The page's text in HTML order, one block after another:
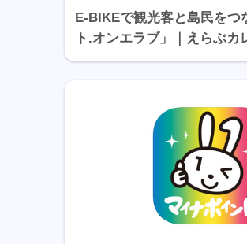
E-BIKEで観光客と島民をつ
ト.オンエラブ」｜えらぶ